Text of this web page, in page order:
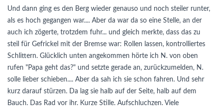
Und dann ging es den Berg wieder genauso und noch steiler runter,
als es hoch gegangen war.... Aber da war da so eine Stelle, an der
auch ich zögerte, trotzdem fuhr... und gleich merkte, dass das zu
steil für Gefrickel mit der Bremse war: Rollen lassen, kontrolliertes
Schlittern. Glücklich unten angekommen hörte ich N. von oben
rufen "Papa geht das?" und setzte gerade an, zurückzumelden, N.
solle lieber schieben.... Aber da sah ich sie schon fahren. Und sehr
kurz darauf stürzen. Da lag sie halb auf der Seite, halb auf dem
Bauch. Das Rad vor ihr. Kurze Stille. Aufschluchzen. Viele